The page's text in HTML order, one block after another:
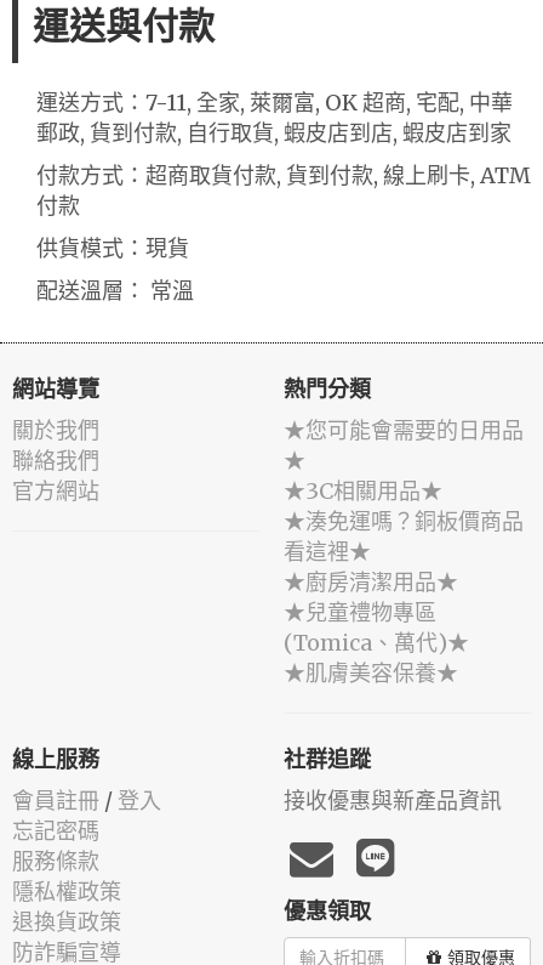
運送與付款
運送方式：7-11, 全家, 萊爾富, OK 超商, 宅配, 中華
郵政, 貨到付款, 自行取貨, 蝦皮店到店, 蝦皮店到家
付款方式：超商取貨付款, 貨到付款, 線上刷卡, ATM
付款
供貨模式：現貨
配送溫層： 常溫
網站導覽
關於我們
聯絡我們
官方網站
熱門分類
★您可能會需要的日用品
★
★3C相關用品★
★湊免運嗎？銅板價商品
看這裡★
★廚房清潔用品★
★兒童禮物專區
(Tomica、萬代)★
★肌膚美容保養★
線上服務
會員註冊 / 登入
忘記密碼
服務條款
隱私權政策
退換貨政策
防詐騙宣導
社群追蹤
接收優惠與新產品資訊
優惠領取
領取優惠